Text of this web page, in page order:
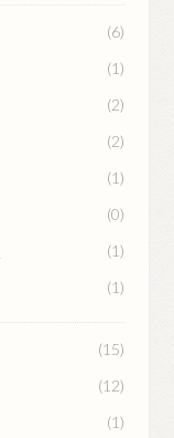
(6)
(1)
(2)
(2)
(1)
(0)
(1)
(1)
(15)
(12)
(1)